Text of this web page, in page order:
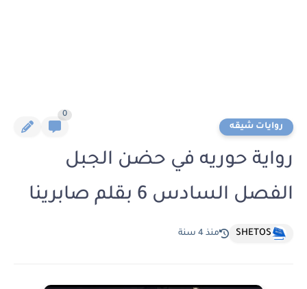
روايات شيقه
0
رواية حوريه في حضن الجبل
الفصل السادس 6 بقلم صابرينا
SHETOS منذ 4 سنة